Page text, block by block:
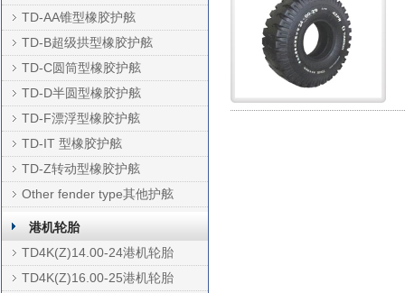
TD-AA锥型橡胶护舷
TD-B超级拱型橡胶护舷
TD-C圆筒型橡胶护舷
TD-D半圆型橡胶护舷
TD-F漂浮型橡胶护舷
TD-IT 型橡胶护舷
TD-Z转动型橡胶护舷
Other fender type其他护舷
港机轮胎
TD4K(Z)14.00-24港机轮胎
TD4K(Z)16.00-25港机轮胎